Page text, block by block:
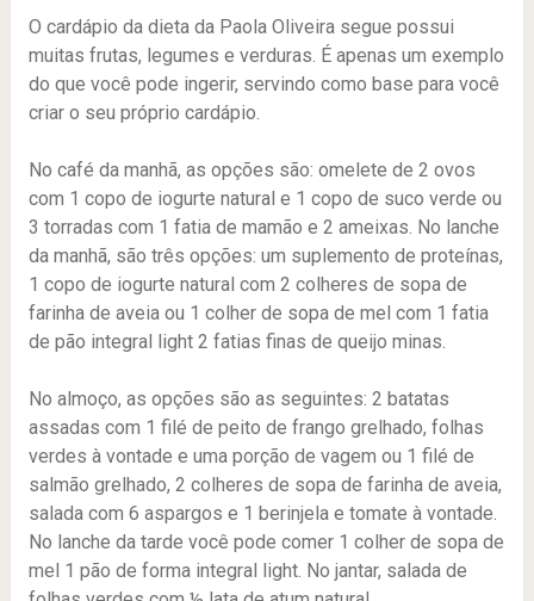
O cardápio da dieta da Paola Oliveira segue possui
muitas frutas, legumes e verduras. É apenas um exemplo
do que você pode ingerir, servindo como base para você
criar o seu próprio cardápio.
No café da manhã, as opções são: omelete de 2 ovos
com 1 copo de iogurte natural e 1 copo de suco verde ou
3 torradas com 1 fatia de mamão e 2 ameixas. No lanche
da manhã, são três opções: um suplemento de proteínas,
1 copo de iogurte natural com 2 colheres de sopa de
farinha de aveia ou 1 colher de sopa de mel com 1 fatia
de pão integral light 2 fatias finas de queijo minas.
No almoço, as opções são as seguintes: 2 batatas
assadas com 1 filé de peito de frango grelhado, folhas
verdes à vontade e uma porção de vagem ou 1 filé de
salmão grelhado, 2 colheres de sopa de farinha de aveia,
salada com 6 aspargos e 1 berinjela e tomate à vontade.
No lanche da tarde você pode comer 1 colher de sopa de
mel 1 pão de forma integral light. No jantar, salada de